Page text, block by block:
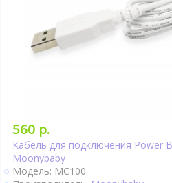
560 р.
Кабель для подключения Power
Moonybaby
Модель: MC100.